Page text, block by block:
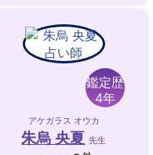
ド ダウジング 数秘術 ヨ
ーロピアン風水
鑑定歴
4年
アケガラス オウカ
朱烏 央夏 先生